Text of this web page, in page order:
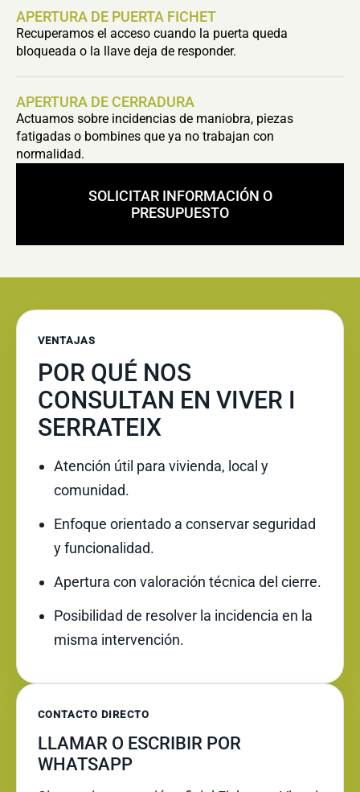
APERTURA DE PUERTA FICHET
Recuperamos el acceso cuando la puerta queda
bloqueada o la llave deja de responder.
APERTURA DE CERRADURA
Actuamos sobre incidencias de maniobra, piezas
fatigadas o bombines que ya no trabajan con
normalidad.
SOLICITAR INFORMACIÓN O
PRESUPUESTO
VENTAJAS
POR QUÉ NOS
CONSULTAN EN VIVER I
SERRATEIX
Atención útil para vivienda, local y
comunidad.
Enfoque orientado a conservar seguridad
y funcionalidad.
Apertura con valoración técnica del cierre.
Posibilidad de resolver la incidencia en la
misma intervención.
CONTACTO DIRECTO
LLAMAR O ESCRIBIR POR
WHATSAPP